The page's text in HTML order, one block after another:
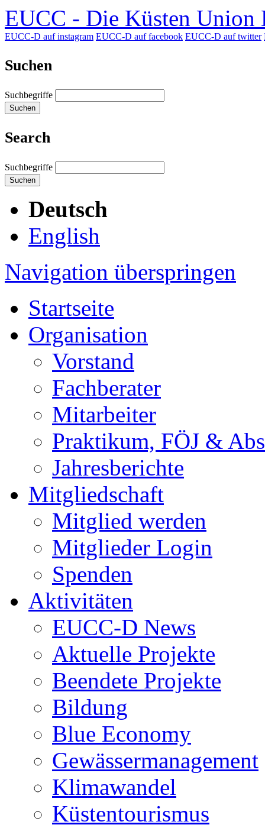
EUCC - Die Küsten Union
EUCC-D auf instagram EUCC-D auf facebook EUCC-D auf twitter
Suchen
Suchbegriffe
Suchen
Search
Suchbegriffe
Suchen
Deutsch
English
Navigation überspringen
Startseite
Organisation
Vorstand
Fachberater
Mitarbeiter
Praktikum, FÖJ &
Jahresberichte
Mitgliedschaft
Mitglied werden
Mitglieder Login
Spenden
Aktivitäten
EUCC-D News
Aktuelle Projekte
Beendete Projekte
Bildung
Blue Economy
Gewässermanagement
Klimawandel
Küstentourismus